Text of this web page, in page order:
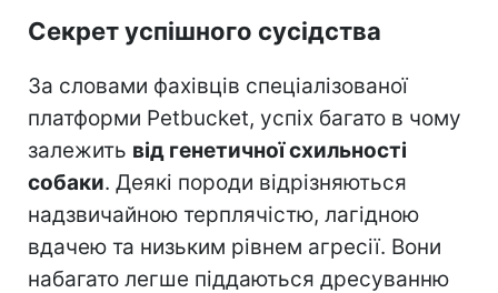
Секрет успішного сусідства
За словами фахівців спеціалізованої
платформи Petbucket, успіх багато в чому
залежить від генетичної схильності
собаки. Деякі породи відрізняються
надзвичайною терплячістю, лагідною
вдачею та низьким рівнем агресії. Вони
набагато легше піддаються дресуванню